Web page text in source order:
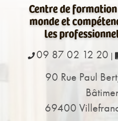
Centre de
monde et
les
09 87 02 12 20
90 Rue Paul
69400